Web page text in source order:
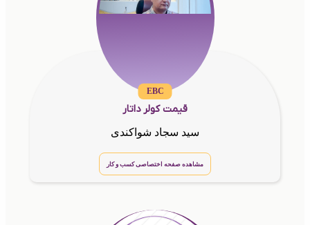
EBC
قیمت کولر داتار
سید سجاد شواکندی
مشاهده صفحه اختصاصی کسب و کار